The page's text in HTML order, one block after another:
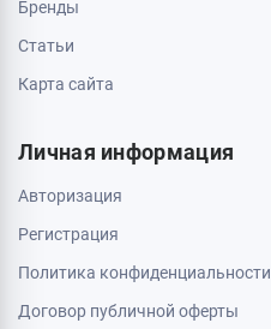
Бренды
Статьи
Карта сайта
Личная информация
Авторизация
Регистрация
Политика конфиденциальности
Договор публичной оферты